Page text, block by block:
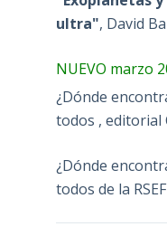
ultra", David
NUEVO marzo
¿Dónde
todos , editorial
¿Dónde
todos de la RSEF